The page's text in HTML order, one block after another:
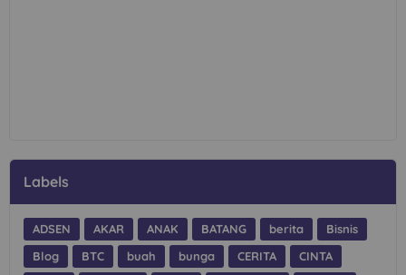
Labels
ADSEN AKAR ANAK BATANG berita
Bisnis
Blog
BTC buah bunga CERITA
CINTA